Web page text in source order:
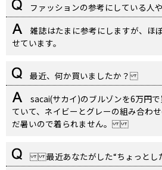
ファッションの参考にしている人
雑誌はたまに参考にしますが、ほ
せています。
最近、何か買いましたか？
sacai(サカイ)のブルゾンを6万円
ていて、ネイビーとグレーの組み合わ
だ暑いので着られません。
最近あなたがした“ちょっとし